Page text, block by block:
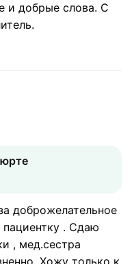
и добрые слова. С
доброжелательное
пациентку . Сдаю
, мед.сестра
Хожу только к